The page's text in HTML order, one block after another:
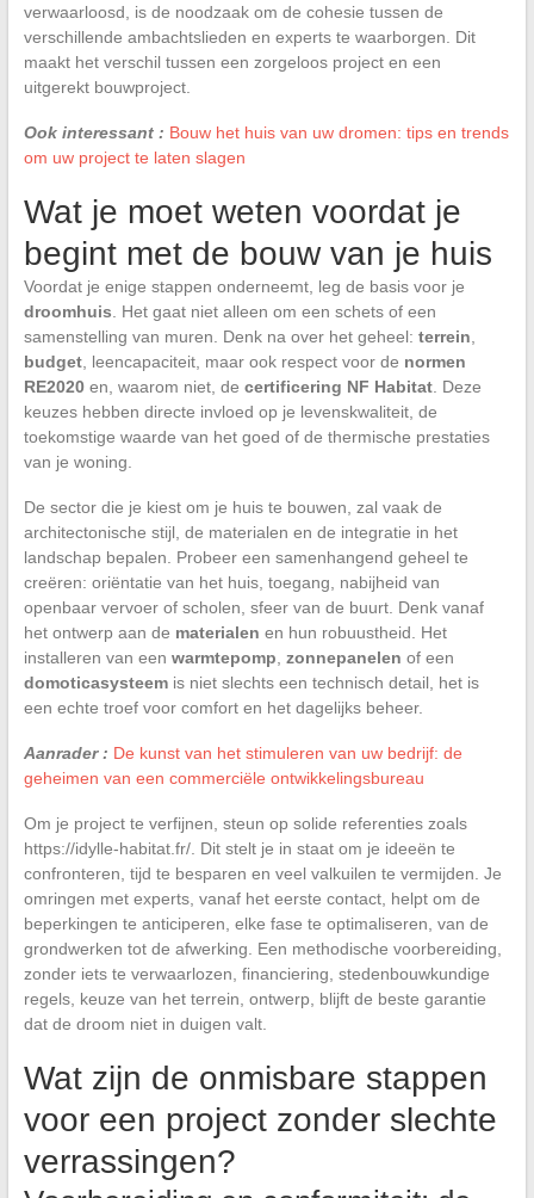
verwaarloosd, is de noodzaak om de cohesie tussen de
verschillende ambachtslieden en experts te waarborgen. Dit
maakt het verschil tussen een zorgeloos project en een
uitgerekt bouwproject.
Ook interessant : Bouw het huis van uw dromen: tips en trends
om uw project te laten slagen
Wat je moet weten voordat je
begint met de bouw van je huis
Voordat je enige stappen onderneemt, leg de basis voor je
droomhuis . Het gaat niet alleen om een schets of een
samenstelling van muren. Denk na over het geheel: terrein
budget, leencapaciteit, maar ook respect voor de normen
RE2020en, waarom niet, de certificering NF Habitat. Deze
keuzes hebben directe invloed op je levenskwaliteit, de
toekomstige waarde van het goed of de thermische prestaties
van je woning.
De sector die je kiest om je huis te bouwen, zal vaak de
architectonische stijl, de materialen en de integratie in het
landschap bepalen. Probeer een samenhangend geheel te
creëren: oriëntatie van het huis, toegang, nabijheid van
openbaar vervoer of scholen, sfeer van de buurt. Denk vanaf
het ontwerp aan de materialen en hun robuustheid. Het
installeren van een warmtepomp zonnepanelen of een
domoticasysteemis niet slechts een technisch detail, het is
een echte troef voor comfort en het dagelijks beheer.
Aanrader : De kunst van het stimuleren van uw bedrijf: de
geheimen van een commerciële ontwikkelingsbureau
Om je project te verfijnen, steun op solide referenties zoals
https://idylle-habitat.fr/. Dit stelt je in staat om je ideeën te
confronteren, tijd te besparen en veel valkuilen te vermijden. Je
omringen met experts, vanaf het eerste contact, helpt om de
beperkingen te anticiperen, elke fase te optimaliseren, van de
grondwerken tot de afwerking. Een methodische voorbereiding,
zonder iets te verwaarlozen, financiering, stedenbouwkundige
regels, keuze van het terrein, ontwerp, blijft de beste garantie
dat de droom niet in duigen valt.
Wat zijn de onmisbare stappen
voor een project zonder slechte
verrassingen?